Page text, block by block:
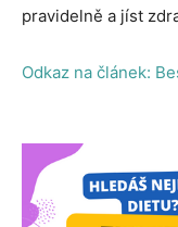
pravidelně a jíst
Odkaz na článek: